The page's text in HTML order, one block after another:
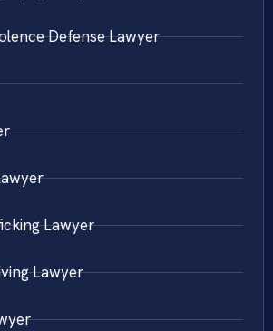
Defense Lawyer
Lawyer
Lawyer